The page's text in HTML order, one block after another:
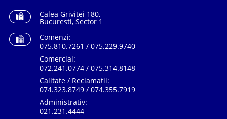
Calea Grivitei 180,
Bucuresti, Sector 1
Comenzi:
075.810.7261 / 075.229.9740
Comercial:
072.241.0774 / 075.314.8148
Calitate / Reclamatii:
074.323.8749 / 074.355.7919
Administrativ:
021.231.4444